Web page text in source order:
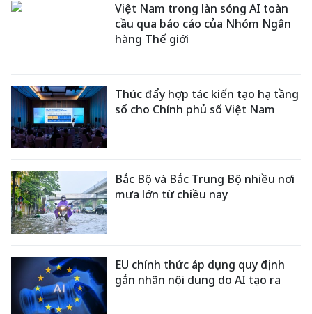
Việt Nam trong làn sóng AI toàn
cầu qua báo cáo của Nhóm Ngân
hàng Thế giới
Thúc đẩy hợp tác kiến tạo hạ tầng
số cho Chính phủ số Việt Nam
Bắc Bộ và Bắc Trung Bộ nhiều nơi
mưa lớn từ chiều nay
EU chính thức áp dụng quy định
gắn nhãn nội dung do AI tạo ra